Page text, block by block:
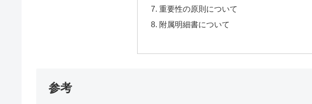
重要性の原則について
附属明細書について
参考